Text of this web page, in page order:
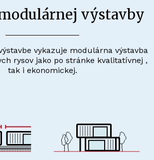
výstavby
vykazuje modulárna výstavba
rysov jako po stránke kvalitatívnej ,
tak i ekonomickej.